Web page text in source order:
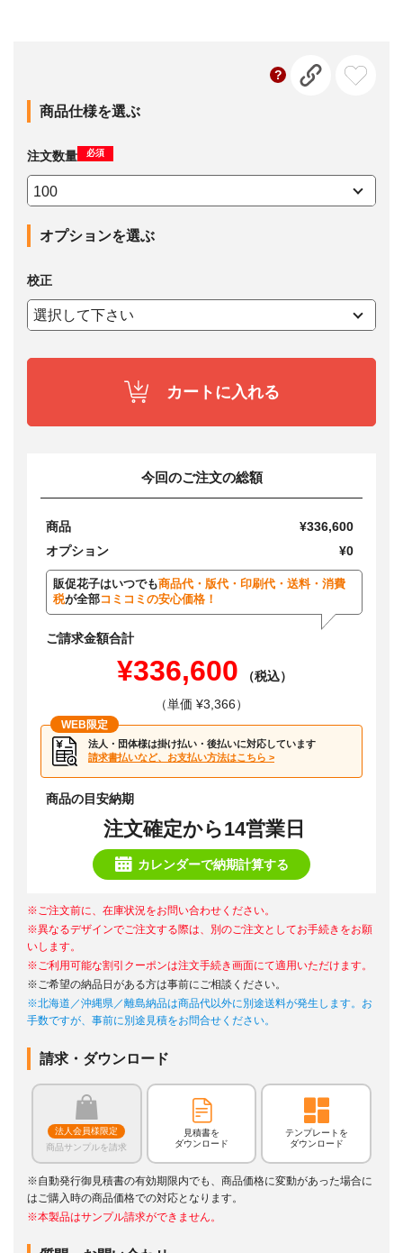
商品仕様を選ぶ
注文数量 必須
オプションを選ぶ
校正
カートに入れる
今回のご注文の総額
商品
¥336,600
オプション
¥0
販促花子はいつでも商品代・版代・印刷代・送料・消費
税が全部コミコミの安心価格！
ご請求金額合計
¥336,600
（税込）
（単価 ¥3,366）
WEB限定
法人・団体様は掛け払い・後払いに対応しています
請求書払いなど、お支払い方法はこちら >
商品の目安納期
注文確定から14営業日
カレンダーで納期計算する
※ご注文前に、在庫状況をお問い合わせください。
※異なるデザインでご注文する際は、別のご注文としてお手続きをお願
いします。
※ご利用可能な割引クーポンは注文手続き画面にて適用いただけます。
※ご希望の納品日がある方は事前にご相談ください。
※北海道／沖縄県／離島納品は商品代以外に別途送料が発生します。お
手数ですが、事前に別途見積をお問合せください。
請求・ダウンロード
法人会員様限定
商品サンプルを請求
見積書を
ダウンロード
テンプレートを
ダウンロード
※自動発行御見積書の有効期限内でも、商品価格に変動があった場合に
はご購入時の商品価格での対応となります。
※本製品はサンプル請求ができません。